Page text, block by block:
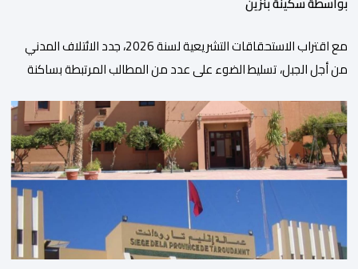
مع اقتراب الاستحقاقات التشريعية لسنة 2026، جدد الائتلاف المدني
من أجل الجبل، تسليط الضوء على عدد من المطالب المرتبطة بساكنة
فيها الأحزاب السياسية، إلى ادراج 10 التزامات ضمن برامجها الانتخابية
المنتظرة، في إطار تعاقد سياسي مع المناطق الجبلية والانتقال من
الوعود الانتخابية إلى التزامات عملية […]